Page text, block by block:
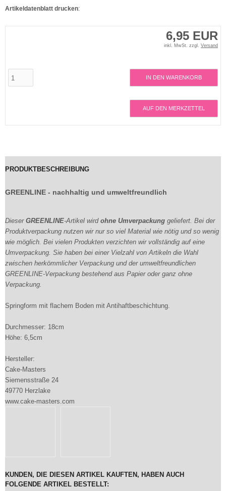
6,95 EUR
inkl. MwSt. zzgl. Versand
IN DEN WARENKORB
AUF DEN MERKZETTEL
Artikeldatenblatt drucken:
PRODUKTBESCHREIBUNG
GREENLINE - nachhaltig und umweltfreundlich
Dieser GREENLINE-Artikel wird ohne Umverpackung geliefert. Bei der
Produktverpackung nutzen wir nur so viel Material wie nötig und so wenig
wie möglich. Bei vielen Produkten verzichten wir vollständig auf eine
Umverpackung. Sie haben bei einer Vielzahl von Artikeln die Wahl
zwischen herkömmlicher Verpackung und der umweltfreundlichen
GREENLINE-Verpackung bestehend aus Papier oder ganz ohne
Verpackung.
Springform mit flachem Boden mit Antihaftbeschichtung.
Durchmesser: 18cm
Höhe: 6,5cm
Hersteller:
Cake-Masters
Siemensstraße 24
49770 Herzlake
www.cake-masters.com
KUNDEN, DIE DIESEN ARTIKEL KAUFTEN, HABEN AUCH
FOLGENDE ARTIKEL BESTELLT: